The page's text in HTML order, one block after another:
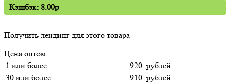
Кэшбэк: 8.00p
Получить лендинг для этого товара
Цена оптом
1 или более:
920. рублей
30 или более:
910. рублей